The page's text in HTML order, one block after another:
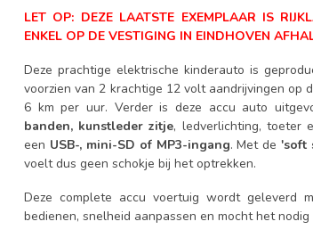
LET OP: DEZE LAATSTE EXEMPLAAR IS
ENKEL OP DE VESTIGING IN EINDHOVEN
Deze prachtige elektrische kinderauto is
voorzien van 2 krachtige 12 volt aandrijvingen
6 km per uur. Verder is deze accu auto
banden, kunstleder zitje, ledverlichting, toeter
een USB-, mini-SD of MP3-ingang. Met de'soft
voelt dus geen schokje bij het optrekken.
Deze complete accu voertuig wordt geleverd
bedienen, snelheid aanpassen en mocht het